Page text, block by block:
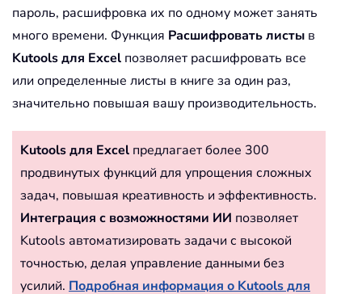
пароль, расшифровка их по одному может занять
много времени. Функция Расшифровать листы в
Kutools для Excel позволяет расшифровать все
или определенные листы в книге за один раз,
значительно повышая вашу производительность.
Kutools для Excel предлагает более 300
продвинутых функций для упрощения сложных
задач, повышая креативность и эффективность.
Интеграция с возможностями ИИ позволяет
Kutools автоматизировать задачи с высокой
точностью, делая управление данными без
усилий. Подробная информация о Kutools для